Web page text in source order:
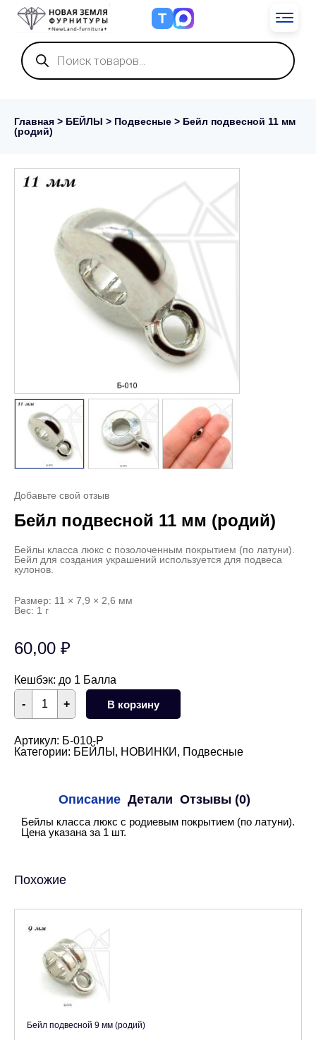
Т
Поиск
товаров
Главная > БЕЙЛЫ > Подвесные > Бейл подвесной 11 мм
(родий)
Добавьте свой отзыв
Бейл подвесной 11 мм (родий)
Бейлы класса люкс с позолоченным покрытием (по латуни).
Бейл для создания украшений используется для подвеса
кулонов.
Размер: 11 × 7,9 × 2,6 мм
Вес: 1 г
60,00 ₽
Кешбэк: до 1 Балла
+
Количество
товара
Бейл
11
мм
- В корзину
Артикул: Б-010-Р
Категории: БЕЙЛЫ , НОВИНКИ , Подвесные
Описание Детали Отзывы (0)
Бейлы класса люкс с родиевым покрытием (по латуни).
Цена указана за 1 шт.
Похожие
Бейл подвесной 9 мм (родий)